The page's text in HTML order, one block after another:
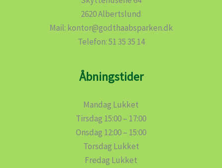
2620 Albertslund
Mail: kontor@godthaabsparken.dk
Telefon: 51 35 35 14
Åbningstider
Mandag Lukket
Tirsdag 15:00 – 17:00
Onsdag 12:00 – 15:00
Torsdag Lukket
Fredag Lukket